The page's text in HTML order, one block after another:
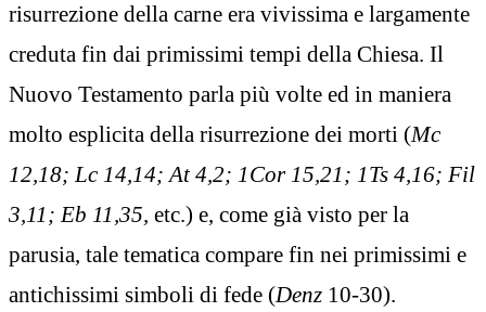
risurrezione della carne era vivissima e largamente
creduta fin dai primissimi tempi della Chiesa. Il
Nuovo Testamento parla più volte ed in maniera
molto esplicita della risurrezione dei morti (Mc
12,18; Lc 14,14; At 4,2; 1Cor 15,21; 1Ts 4,16; Fil
3,11; Eb 11,35, etc.) e, come già visto per la
parusia, tale tematica compare fin nei primissimi e
antichissimi simboli di fede (Denz 10-30).